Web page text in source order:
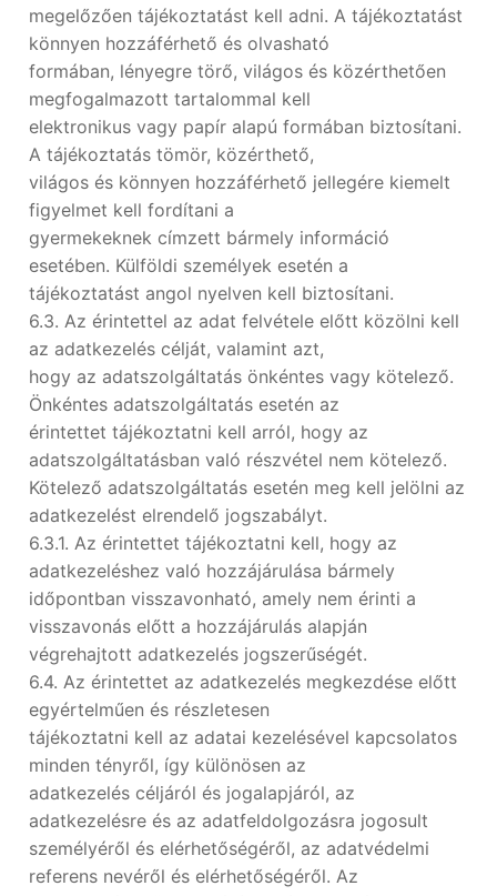
megelőzően tájékoztatást kell adni. A tájékoztatást
könnyen hozzáférhető és olvasható
formában, lényegre törő, világos és közérthetően
megfogalmazott tartalommal kell
elektronikus vagy papír alapú formában biztosítani.
A tájékoztatás tömör, közérthető,
világos és könnyen hozzáférhető jellegére kiemelt
figyelmet kell fordítani a
gyermekeknek címzett bármely információ
esetében. Külföldi személyek esetén a
tájékoztatást angol nyelven kell biztosítani.
6.3. Az érintettel az adat felvétele előtt közölni kell
az adatkezelés célját, valamint azt,
hogy az adatszolgáltatás önkéntes vagy kötelező.
Önkéntes adatszolgáltatás esetén az
érintettet tájékoztatni kell arról, hogy az
adatszolgáltatásban való részvétel nem kötelező.
Kötelező adatszolgáltatás esetén meg kell jelölni az
adatkezelést elrendelő jogszabályt.
6.3.1. Az érintettet tájékoztatni kell, hogy az
adatkezeléshez való hozzájárulása bármely
időpontban visszavonható, amely nem érinti a
visszavonás előtt a hozzájárulás alapján
végrehajtott adatkezelés jogszerűségét.
6.4. Az érintettet az adatkezelés megkezdése előtt
egyértelműen és részletesen
tájékoztatni kell az adatai kezelésével kapcsolatos
minden tényről, így különösen az
adatkezelés céljáról és jogalapjáról, az
adatkezelésre és az adatfeldolgozásra jogosult
személyéről és elérhetőségéről, az adatvédelmi
referens nevéről és elérhetőségéről. Az